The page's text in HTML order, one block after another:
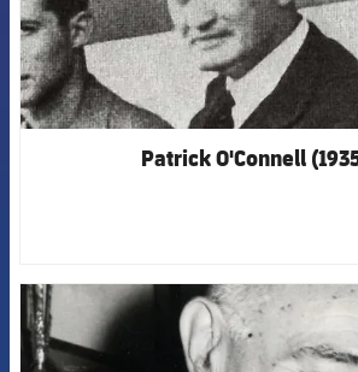
Patrick O'Connell
FCB